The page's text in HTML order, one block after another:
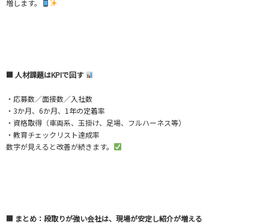
増します。
■ 人材課題はKPIで回す
・応募数／面接数／入社数
・3か月、6か月、1年の定着率
・資格取得（車両系、玉掛け、足場、フルハーネス等）
・教育チェックリスト達成率
数字が見えると改善が続きます。
■ まとめ：段取りが強い会社は、現場が安定し紹介が増える